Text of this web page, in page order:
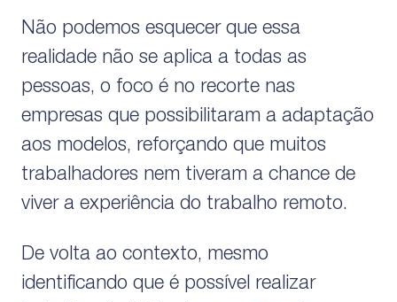
Não podemos esquecer que essa
realidade não se aplica a todas as
pessoas, o foco é no recorte nas
empresas que possibilitaram a adaptação
aos modelos, reforçando que muitos
trabalhadores nem tiveram a chance de
viver a experiência do trabalho remoto.
De volta ao contexto, mesmo
identificando que é possível realizar